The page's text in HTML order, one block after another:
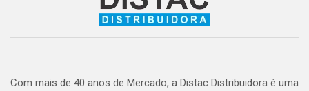
Com mais de 40 anos de Mercado, a Distac Distribuidora é uma